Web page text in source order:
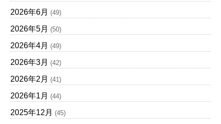
2026年6月 (49)
2026年5月 (50)
2026年4月 (49)
2026年3月 (42)
2026年2月 (41)
2026年1月 (44)
2025年12月 (45)